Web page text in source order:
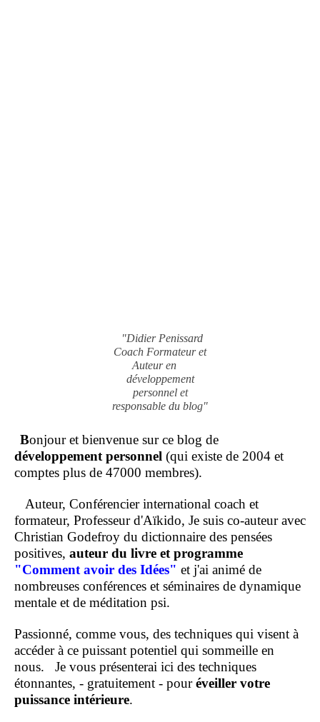
"Didier Penissard
Coach Formateur et
Auteur en
développement
personnel et
responsable du blog"
Bonjour et bienvenue sur ce blog de
développement personnel (qui existe de 2004 et
comptes plus de 47000 membres).
Auteur, Conférencier international coach et
formateur, Professeur d'Aïkido, Je suis co-auteur avec
Christian Godefroy du dictionnaire des pensées
positives, auteur du livre et programme
"Comment avoir des Idées" et j'ai animé de
nombreuses conférences et séminaires de dynamique
mentale et de méditation psi.
Passionné, comme vous, des techniques qui visent à
accéder à ce puissant potentiel qui sommeille en
nous. Je vous présenterai ici des techniques
étonnantes, - gratuitement - pouréveiller votre
puissance intérieure.